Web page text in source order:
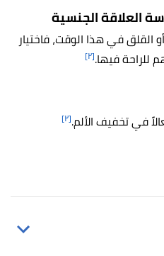
العلاقة الجنسية
القلق في هذا الوقت، فاختيار
فيها.[٢]
في تخفيف الألم.[٢]